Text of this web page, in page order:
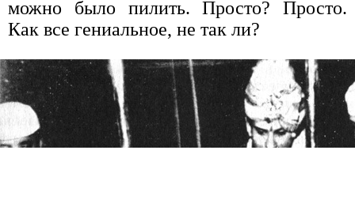
можно было пилить. Просто? Просто.
Как все гениальное, не так ли?